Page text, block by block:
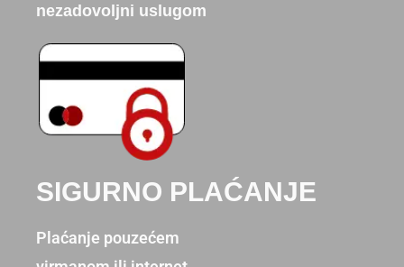
nezadovoljni uslugom
SIGURNO PLAĆANJE
Plaćanje pouzećem